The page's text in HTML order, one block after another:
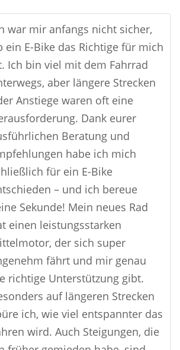
war mir anfangs nicht sicher,
ein E-Bike das Richtige für mich
Ich bin viel mit dem Fahrrad
aber längere Strecken
Anstiege waren oft eine
Dank eurer
Beratung und
habe ich mich
für ein E-Bike
– und ich bereue
Sekunde! Mein neues Rad
einen leistungsstarken
der sich super
fährt und mir genau
richtige Unterstützung gibt.
auf längeren Strecken
ich, wie viel entspannter das
wird. Auch Steigungen, die